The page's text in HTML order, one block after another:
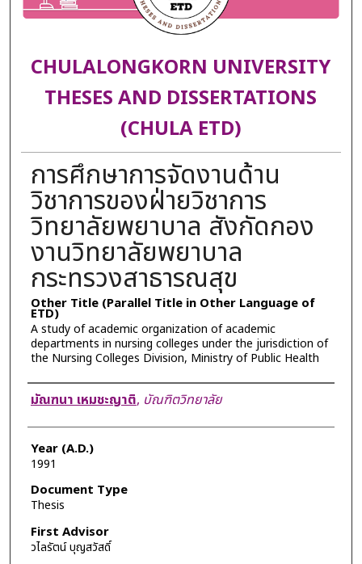
CHULALONGKORN UNIVERSITY
THESES AND DISSERTATIONS
(CHULA ETD)
การศึกษาการจัดงานด้าน
วิชาการของฝ่ายวิชาการ
วิทยาลัยพยาบาล สังกัดกอง
งานวิทยาลัยพยาบาล
กระทรวงสาธารณสุข
Other Title (Parallel Title in Other Language of
ETD)
A study of academic organization of academic
departments in nursing colleges under the jurisdiction of
the Nursing Colleges Division, Ministry of Public Health
Author
มัณฑนา เหมชะญาติ, บัณฑิตวิทยาลัย
Year (A.D.)
1991
Document Type
Thesis
First Advisor
วไลรัตน์ บุญสวัสดิ์